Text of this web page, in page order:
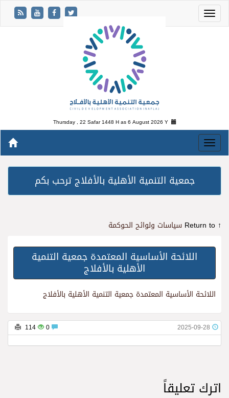
Thursday , 22 Safar 1448 H as6 August 2026 Y
جمعية التنمية الأهلية بالأفلاج ترحب بكم
↑ Return to سياسات ولوائح الحوكمة
اللائحة الأساسية المعتمدة جمعية التنمية
الأهلية بالأفلاج
اللائحة الأساسية المعتمدة جمعية التنمية الأهلية بالأفلاج
2025-09-28
114
اترك تعليقاً